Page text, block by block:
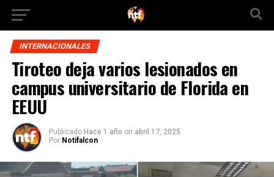
INTERNACIONALES
Tiroteo deja varios lesionados en
campus universitario de Florida en
EEUU
Publicado Hace 1 año on abril 17, 2025
Por Notifalcon